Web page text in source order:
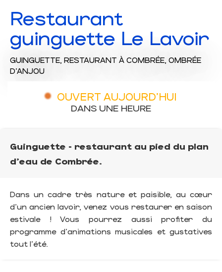
Restaurant
guinguette Le Lavoir
GUINGUETTE, RESTAURANT À COMBRÉE, OMBRÉE
D'ANJOU
OUVERT AUJOURD'HUI
DANS UNE HEURE
Guinguette - restaurant au pied du plan
d'eau de Combrée.
Dans un cadre très nature et paisible, au cœur
d'un ancien lavoir, venez vous restaurer en saison
estivale ! Vous pourrez aussi profiter du
programme d'animations musicales et gustatives
tout l'été.